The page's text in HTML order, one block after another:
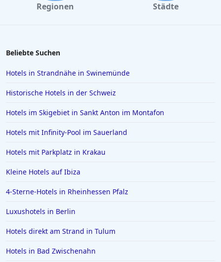
Hotels in Füssen
Hotels in Willingen
Hotels auf Santorin
Hotels in Ludwigsburg
Hotels in Dierhagen
Hotels in Oslo
Hotels in Schleswig Holstein
Regionen Städte
Beliebte Suchen
Hotels in Strandnähe in Swinemünde
Historische Hotels in der Schweiz
Hotels im Skigebiet in Sankt Anton im Montafon
Hotels mit Infinity-Pool im Sauerland
Hotels mit Parkplatz in Krakau
Kleine Hotels auf Ibiza
4-Sterne-Hotels in Rheinhessen Pfalz
Luxushotels in Berlin
Hotels direkt am Strand in Tulum
Hotels in Bad Zwischenahn